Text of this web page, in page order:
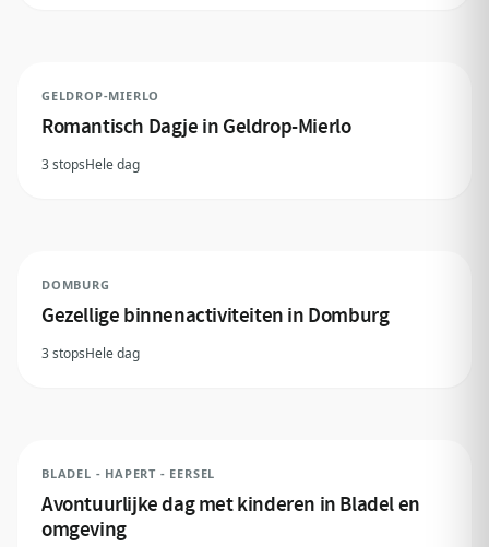
GELDROP-MIERLO
Romantisch Dagje in Geldrop-Mierlo
3 stopsHele dag
DOMBURG
Gezellige binnenactiviteiten in Domburg
3 stopsHele dag
BLADEL - HAPERT - EERSEL
Avontuurlijke dag met kinderen in Bladel en
omgeving